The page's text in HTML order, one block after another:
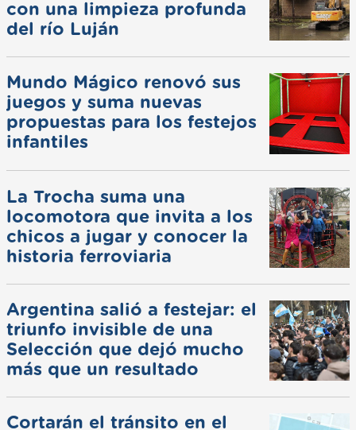
con una limpieza profunda
del río Luján
Mundo Mágico renovó sus
juegos y suma nuevas
propuestas para los festejos
infantiles
La Trocha suma una
locomotora que invita a los
chicos a jugar y conocer la
historia ferroviaria
Argentina salió a festejar: el
triunfo invisible de una
Selección que dejó mucho
más que un resultado
Cortarán el tránsito en el